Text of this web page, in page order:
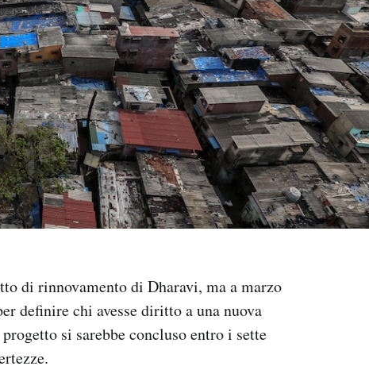
di rinnovamento di Dharavi, ma a marzo
definire chi avesse diritto a una nuova
si sarebbe concluso entro i sette